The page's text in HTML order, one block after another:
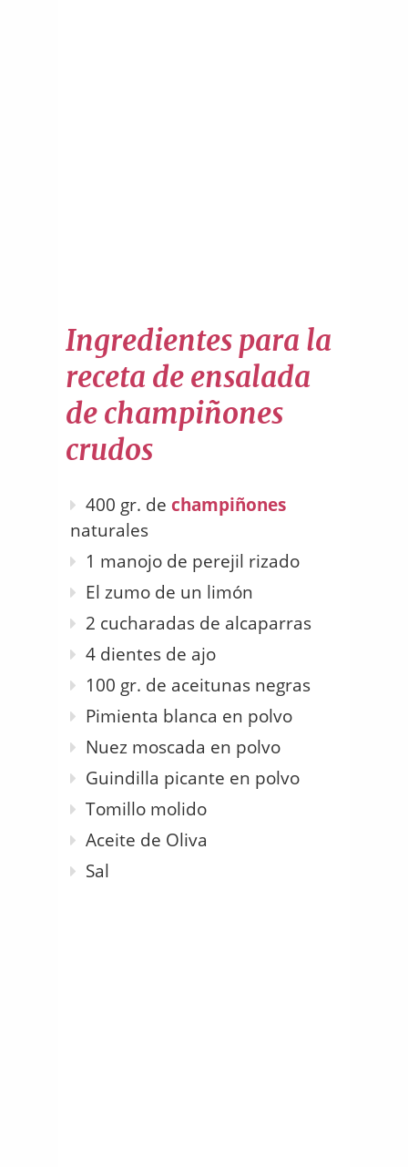
Ingredientes para la
receta de ensalada
de champiñones
crudos
400 gr. de champiñones
naturales
1 manojo de perejil rizado
El zumo de un limón
2 cucharadas de alcaparras
4 dientes de ajo
100 gr. de aceitunas negras
Pimienta blanca en polvo
Nuez moscada en polvo
Guindilla picante en polvo
Tomillo molido
Aceite de Oliva
Sal